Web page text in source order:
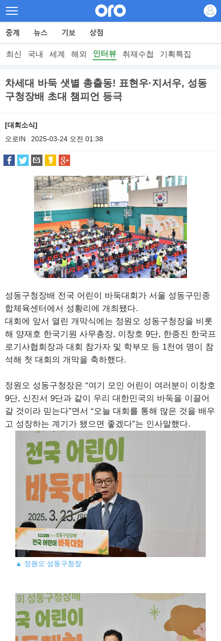
최신 국내 세계 해외 인터뷰 취재수첩 기획특집
차세대 바둑 샛별 총출동! 표현우·지서우, 성동
구청장배 초대 챔피언 등극
[대회소식]
오로IN
2025-03-24 오전 01:38
성동구청장배 전국 어린이 바둑대회가 서울 성동구민종
합체육센터에서 성황리에 개최됐다.
대회에 앞서 열린 개막식에는 정원오 성동구청장을 비롯
해 양재호 한국기원 사무총장, 이창호 9단, 한종진 한국프
로기사협회장과 대회 참가자 및 학부모 등 1천여 명이 참
석해 첫 대회의 개막을 축하했다.
정원오 성동구청장은 “여기 모인 어린이 여러분이 이창호
9단, 신진서 9단과 같이 우리 대한민국의 바둑을 이끌어
갈 것이라 믿는다”면서 “오늘 대회를 통해 많은 것을 배우
고 성장하는 계기가 됐으면 좋겠다”는 인사말했다.
▲ 정원오 성동구청장